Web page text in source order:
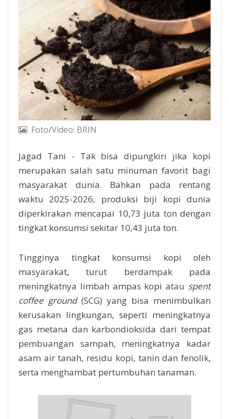
Foto/Video: BRIN
Jagad Tani - Tak bisa dipungkiri jika kopi
merupakan salah satu minuman favorit bagi
masyarakat dunia. Bahkan pada rentang
waktu 2025-2026, produksi biji kopi dunia
diperkirakan mencapai 10,73 juta ton dengan
tingkat konsumsi sekitar 10,43 juta ton.
Tingginya tingkat konsumsi kopi oleh
masyarakat, turut berdampak pada
meningkatnya limbah ampas kopi atau spent
coffee ground(SCG) yang bisa menimbulkan
kerusakan lingkungan, seperti meningkatnya
gas metana dan karbondioksida dari tempat
pembuangan sampah, meningkatnya kadar
asam air tanah, residu kopi, tanin dan fenolik,
serta menghambat pertumbuhan tanaman.